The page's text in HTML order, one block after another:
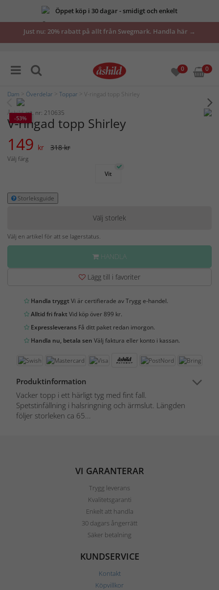
Öppet köp i 30 dagar - smidigt och enkelt
Just nu: 20% rabatt på allt från Swegmark. Handla här →
0 0
Dam Överdelar Toppar > V-ringad topp Shirley
-53%
Åshildart. nr: 210635
V-ringad topp Shirley
149 kr 318 kr
Välj färg
Vit
Storleksguide
Välj storlek
Välj en artikel för att se lagerstatus.
HANDLA
Lägg till i favoriter
Handla tryggtVi är certifierade av Trygg e-handel.
Alltid fri fraktVid köp över 899 kr.
Expressleverans Få ditt paket redan imorgon.
Handla nu, betala sen Välj faktura eller konto i kassan.
Produktinformation
Vacker topp i ett härligt tyg med fint fall.
Spetstinfällning i halsringning och ärmslut. Längden
följer storleken ca 65...
VI GARANTERAR
Trygg leverans
Kvalitetsgaranti
Enkelt att handla
30 dagars ångerrätt
Säker betalning
KUNDSERVICE
Kontakt
Köpvillkor